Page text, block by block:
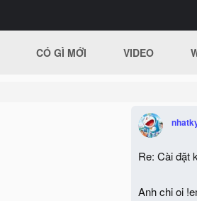
CÓ GÌ MỚI VIDEO
Re: Cài đặt
Anh chi oi